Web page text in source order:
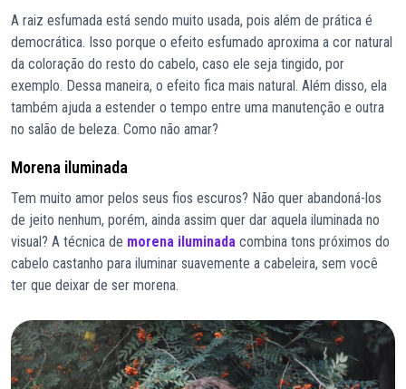
A raiz esfumada está sendo muito usada, pois além de prática é
democrática. Isso porque o efeito esfumado aproxima a cor natural
da coloração do resto do cabelo, caso ele seja tingido, por
exemplo. Dessa maneira, o efeito fica mais natural. Além disso, ela
também ajuda a estender o tempo entre uma manutenção e outra
no salão de beleza. Como não amar?
Morena iluminada
Tem muito amor pelos seus fios escuros? Não quer abandoná-los
de jeito nenhum, porém, ainda assim quer dar aquela iluminada no
visual? A técnica de morena iluminada combina tons próximos do
cabelo castanho para iluminar suavemente a cabeleira, sem você
ter que deixar de ser morena.